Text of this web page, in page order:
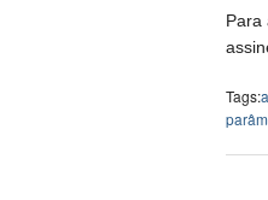
Para
Tags: